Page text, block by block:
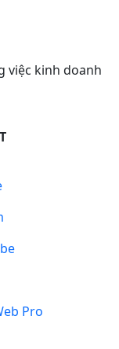
việc kinh doanh
Pro